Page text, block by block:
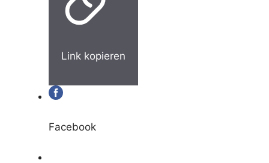
Link kopieren
Facebook